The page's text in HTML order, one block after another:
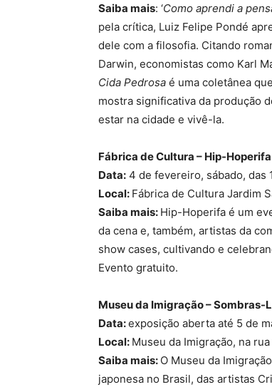
Saiba mais: ‘Como aprendi a
pela crítica, Luiz Felipe Pondé
dele com a filosofia. Citando
Darwin, economistas como Karl
Cida Pedrosa é uma coletânea
mostra significativa da produção
estar na cidade e vivê-la.
Fábrica de Cultura – Hip-Hoperifa
Data: 4 de fevereiro, sábado, das
Local: Fábrica de Cultura Jardim
Saiba mais: Hip-Hoperifa é um
da cena e, também, artistas da
show cases, cultivando e
Evento gratuito.
Museu da Imigração –
Data:exposição aberta até 5 de
Local: Museu da Imigração, na
Saiba mais: O Museu da
japonesa no Brasil, das artistas